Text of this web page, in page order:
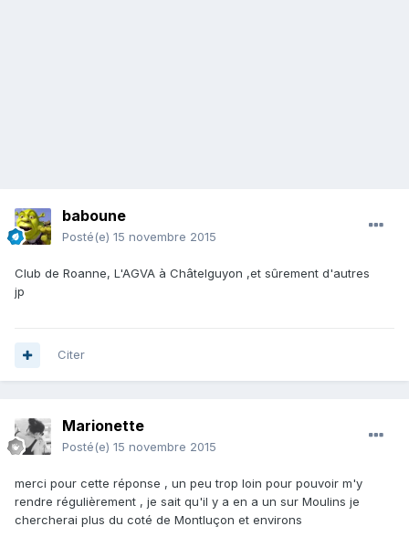
baboune
Posté(e) 15 novembre 2015
Club de Roanne, L'AGVA à Châtelguyon ,et sûrement d'autres
jp
Citer
Marionette
Posté(e) 15 novembre 2015
merci pour cette réponse , un peu trop loin pour pouvoir m'y
rendre régulièrement , je sait qu'il y a en a un sur Moulins je
chercherai plus du coté de Montluçon et environs